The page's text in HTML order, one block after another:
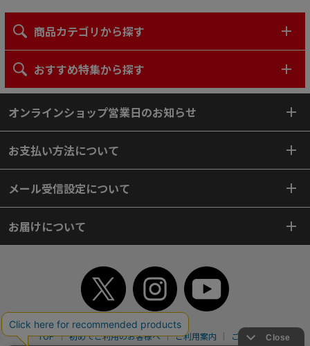
商品カテゴリから探す
おすすめ特集から探す
オンラインショップ営業日のお知らせ
お支払い方法について
メール受信設定について
お届けについて
TOP 初めてご利用のお客様へ ご利用案内
ご利用規約